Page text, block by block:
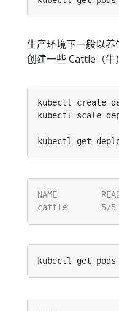
生产环境下一般以
创建一些 Cattle（牛
kubectl create
kubectl scale
kubectl get
kubectl get